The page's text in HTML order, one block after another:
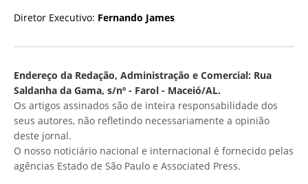
Diretor Executivo: Fernando James
Endereço da Redação, Administração e Comercial: Rua
Saldanha da Gama, s/nº - Farol - Maceió/AL.
Os artigos assinados são de inteira responsabilidade dos
seus autores, não refletindo necessariamente a opinião
deste jornal.
O nosso noticiário nacional e internacional é fornecido pelas
agências Estado de São Paulo e Associated Press.